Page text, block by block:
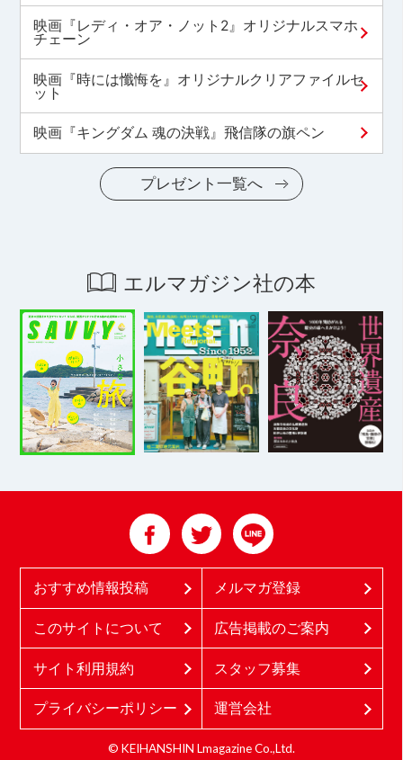
映画『レディ・オア・ノット2』オリジナルスマホ
チェーン
映画『時には懺悔を』オリジナルクリアファイルセ
ット
映画『キングダム 魂の決戦』飛信隊の旗ペン
プレゼント一覧へ
エルマガジン社の本
おすすめ情報投稿 メルマガ登録
このサイトについて 広告掲載のご案内
サイト利用規約 スタッフ募集
プライバシーポリシー 運営会社
© KEIHANSHIN Lmagazine Co.,Ltd.